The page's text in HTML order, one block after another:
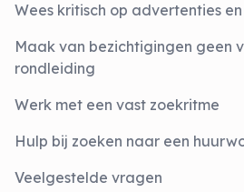
Wees kritisch op advertenties
Maak van bezichtigingen geen
rondleiding
Werk met een vast zoekritme
Hulp bij zoeken naar een
Veelgestelde vragen